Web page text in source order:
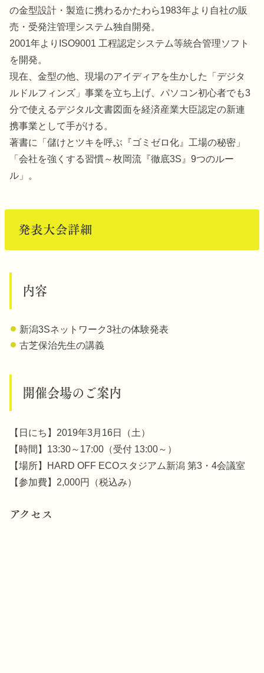
の金型設計・製造に携わるかたわら1983年より自社の販
売・受発注管理システム独自開発。
2001年よりISO9001 工程認定システム等統合管理ソフト
を開発。
現在、金型の他、現場のアイディアを生かした「デジタ
ルドルフィンズ」事業を立ち上げ、パソコン初心者でも3
分で使えるデジタル文書図面を経済産業大臣認定の新連
携事業として手がける。
著書に「儲けとツキを呼ぶ『ゴミゼロ化』工場の秘密」
「会社を強くする習慣～枚岡流『徹底3S』9つのルー
ル」。
発表大会詳細
内容
新潟3Sネットワーク3社の体験発表
古芝保治先生の講義
開催会場のご案内
【日にち】2019年3月16日（土）
【時間】13:30～17:00（受付 13:00～）
【場所】HARD OFF ECOスタジアム新潟 第3・4会議室
【参加費】2,000円（税込み）
アクセス